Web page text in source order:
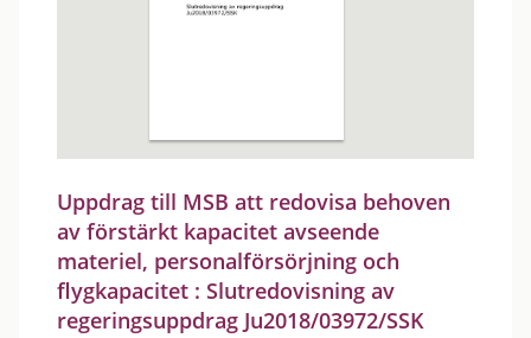
Uppdrag till MSB att redovisa behoven
av förstärkt kapacitet avseende
materiel, personalförsörjning och
flygkapacitet : Slutredovisning av
regeringsuppdrag Ju2018/03972/SSK